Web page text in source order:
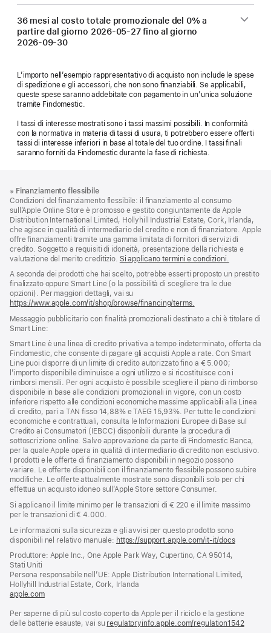
36 mesi al costo totale promozionale del 0% a
partire dal giorno 2026-05-27fino al giorno
2026-09-30
L’importo nell’esempio rappresentativo di acquisto non include le spese
di spedizione e gli accessori, che non sono finanziabili. Se applicabili,
queste spese saranno addebitate con pagamento in un’unica soluzione
tramite Findomestic.
I tassi di interesse mostrati sono i tassi massimi possibili. In conformità
con la normativa in materia di tassi di usura, ti potrebbero essere offerti
tassi di interesse inferiori in base al totale del tuo ordine. I tassi finali
saranno forniti da Findomestic durante la fase di richiesta.
di
pagina
a
piè
di
pagina
※ Finanziamento flessibile
Condizioni del finanziamento flessibile: il finanziamento al consumo
sull’Apple Online Store è promosso e gestito congiuntamente da Apple
Distribution International Limited, Hollyhill Industrial Estate, Cork, Irlanda,
che agisce in qualità di intermediario del credito e non di finanziatore. Apple
offre finanziamenti tramite una gamma limitata di fornitori di servizi di
credito. Soggetto a requisiti di idoneità, presentazione della richiesta e
valutazione del merito creditizio. Si applicano termini e condizioni.
A seconda dei prodotti che hai scelto, potrebbe esserti proposto un prestito
finalizzato oppure Smart Line (o la possibilità di scegliere tra le due
opzioni). Per maggiori dettagli, vai su
https://www.apple.com/it/shop/browse/financing/terms.
Messaggio pubblicitario con finalità promozionali destinato a chi è titolare di
Smart Line:
Smart Line è una linea di credito privativa a tempo indeterminato, offerta da
Findomestic, che consente di pagare gli acquisti Apple a rate. Con Smart
Line puoi disporre di un limite di credito autorizzato fino a € 5.000;
l’importo disponibile diminuisce a ogni utilizzo e si ricostituisce con i
rimborsi mensili. Per ogni acquisto è possibile scegliere il piano di rimborso
disponibile in base alle condizioni promozionali in vigore, con un costo
inferiore rispetto alle condizioni economiche massime applicabili alla Linea
di credito, pari a TAN fisso 14,88% e TAEG 15,93%. Per tutte le condizioni
economiche e contrattuali, consulta le Informazioni Europee di Base sul
Credito ai Consumatori (IEBCC) disponibili durante la procedura di
sottoscrizione online. Salvo approvazione da parte di Findomestic Banca,
per la quale Apple opera in qualità di intermediario di credito non esclusivo.
I prodotti e le offerte di finanziamento disponibili in negozio possono
variare. Le offerte disponibili con il finanziamento flessibile possono subire
modifiche. Le offerte attualmente mostrate sono disponibili solo per chi
effettua un acquisto idoneo sull’Apple Store settore Consumer.
Si applicano il limite minimo per le transazioni di € 220 e il limite massimo
per le transazioni di € 4.000.
Le informazioni sulla sicurezza e gli avvisi per questo prodotto sono
disponibili nel relativo manuale: https://support.apple.com/it-it/docs(si
finestra)
Produttore: Apple Inc., One Apple Park Way, Cupertino, CA 95014,
Stati Uniti
Persona responsabile nell’UE: Apple Distribution International Limited,
Hollyhill Industrial Estate, Cork, Irlanda
apple.com(si
una
nuova
Per saperne di più sul costo coperto da Apple per il riciclo e la gestione
delle batterie esauste, vai su regulatoryinfo.apple.com/regulation1542(si